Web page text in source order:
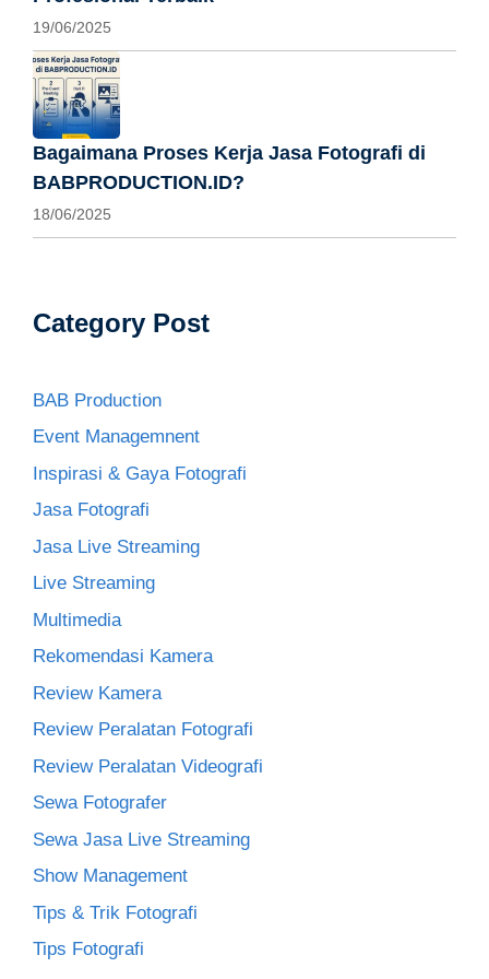
19/06/2025
Bagaimana Proses Kerja Jasa Fotografi di
BABPRODUCTION.ID?
18/06/2025
Category Post
BAB Production
Event Managemnent
Inspirasi & Gaya Fotografi
Jasa Fotografi
Jasa Live Streaming
Live Streaming
Multimedia
Rekomendasi Kamera
Review Kamera
Review Peralatan Fotografi
Review Peralatan Videografi
Sewa Fotografer
Sewa Jasa Live Streaming
Show Management
Tips & Trik Fotografi
Tips Fotografi